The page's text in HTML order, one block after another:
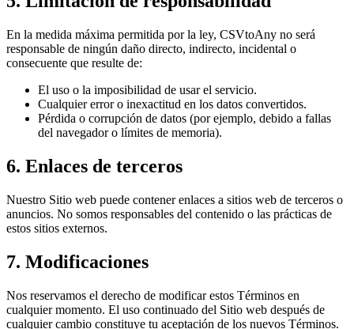
En la medida máxima permitida por la ley, CSVtoAny no será
responsable de ningún daño directo, indirecto, incidental o
consecuente que resulte de:
El uso o la imposibilidad de usar el servicio.
Cualquier error o inexactitud en los datos convertidos.
Pérdida o corrupción de datos (por ejemplo, debido a fallas
del navegador o límites de memoria).
6. Enlaces de terceros
Nuestro Sitio web puede contener enlaces a sitios web de terceros o
anuncios. No somos responsables del contenido o las prácticas de
estos sitios externos.
7. Modificaciones
Nos reservamos el derecho de modificar estos Términos en
cualquier momento. El uso continuado del Sitio web después de
cualquier cambio constituye tu aceptación de los nuevos Términos.